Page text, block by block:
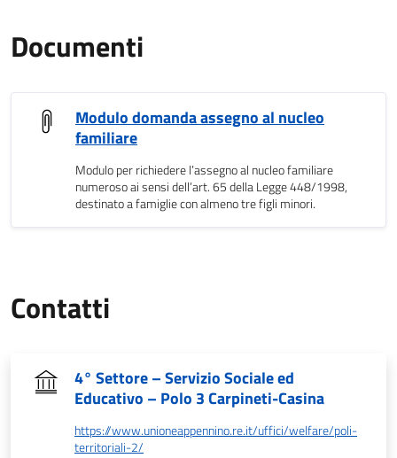
Documenti
Modulo domanda assegno al nucleo
familiare
Modulo per richiedere l’assegno al nucleo familiare
numeroso ai sensi dell’art. 65 della Legge 448/1998,
destinato a famiglie con almeno tre figli minori.
Contatti
4° Settore – Servizio Sociale ed
Educativo – Polo 3 Carpineti-Casina
https://www.unioneappennino.re.it/uffici/welfare/poli-
territoriali-2/